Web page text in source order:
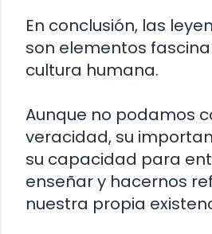
En conclusión, las
son elementos
cultura humana.
Aunque no podamos
veracidad, su
su capacidad para
enseñar y hacernos
nuestra propia